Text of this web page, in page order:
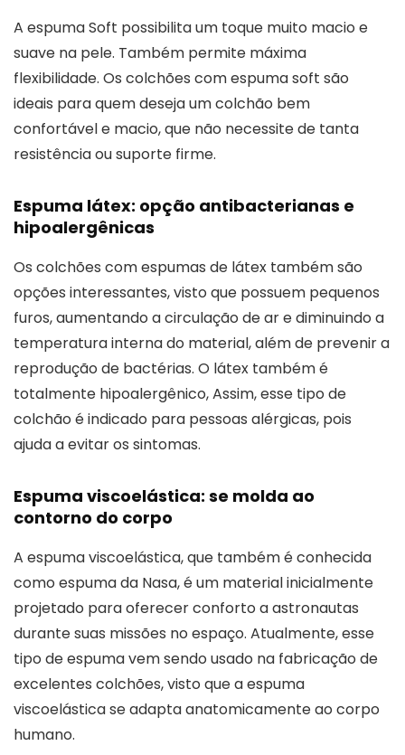
A espuma Soft possibilita um toque muito macio e
suave na pele. Também permite máxima
flexibilidade. Os colchões com espuma soft são
ideais para quem deseja um colchão bem
confortável e macio, que não necessite de tanta
resistência ou suporte firme.
Espuma látex: opção antibacterianas e
hipoalergênicas
Os colchões com espumas de látex também são
opções interessantes, visto que possuem pequenos
furos, aumentando a circulação de ar e diminuindo a
temperatura interna do material, além de prevenir a
reprodução de bactérias. O látex também é
totalmente hipoalergênico, Assim, esse tipo de
colchão é indicado para pessoas alérgicas, pois
ajuda a evitar os sintomas.
Espuma viscoelástica: se molda ao
contorno do corpo
A espuma viscoelástica, que também é conhecida
como espuma da Nasa, é um material inicialmente
projetado para oferecer conforto a astronautas
durante suas missões no espaço. Atualmente, esse
tipo de espuma vem sendo usado na fabricação de
excelentes colchões, visto que a espuma
viscoelástica se adapta anatomicamente ao corpo
humano.